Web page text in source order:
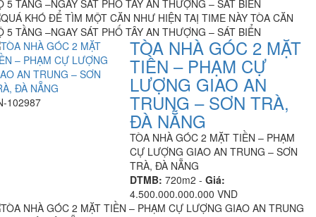
102987
TÒA NHÀ GÓC 2 MẶT
TIỀN – PHẠM CỰ
LƯỢNG GIAO AN
TRUNG – SƠN TRÀ,
ĐÀ NẴNG
TÒA NHÀ GÓC 2 MẶT TIỀN – PHẠM
CỰ LƯỢNG GIAO AN TRUNG – SƠN
TRÀ, ĐÀ NẴNG
DTMB: 720m2 -Giá:
4.500.000.000.000 VND